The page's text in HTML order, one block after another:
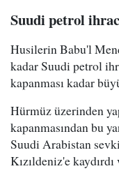
Suudi petrol
Husilerin Babu'l
kadar Suudi petrol
kapanması kadar
Hürmüz üzerinden
kapanmasından bu
Suudi Arabistan
Kızıldeniz'e